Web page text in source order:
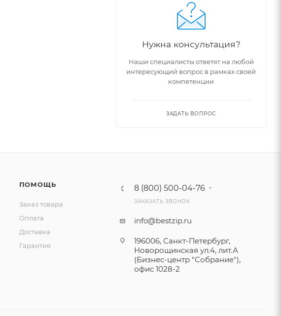
Нужна консультация?
Наши специалисты ответят на любой
интересующий вопрос в рамках своей
компетенции
ЗАДАТЬ ВОПРОС
ПОМОЩЬ
Заказ товара
Оплата
Доставка
Гарантия
8 (800) 500-04-76
ЗАКАЗАТЬ ЗВОНОК
info@bestzip.ru
196006, Санкт-Петербург,
Новорощинская ул.4, лит.А
(Бизнес-центр "Собрание"),
офис 1028-2